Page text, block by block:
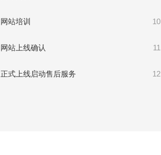
网站培训 10
网站上线确认 11
正式上线启动售后服务 12